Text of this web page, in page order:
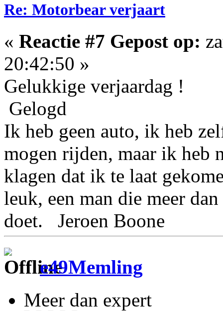
Re: Motorbear verjaart
« Reactie #7 Gepost op:
20:42:50 »
Gelukkige verjaardag !
Gelogd
Ik heb geen auto, ik heb
mogen rijden, maar ik heb
klagen dat ik te laat
leuk, een man die meer
doet. Jeroen Boone
e49Memling
Meer dan expert